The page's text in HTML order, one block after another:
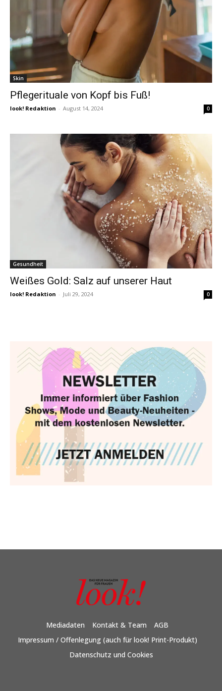
Skin
Pflegerituale von Kopf bis Fuß!
look! Redaktion - August 14, 2024 0
Gesundheit
Weißes Gold: Salz auf unserer Haut
look! Redaktion - Juli 29, 2024 0
Mediadaten Kontakt & Team
AGB
Impressum / Offenlegung (auch für look! Print-Produkt)
Datenschutz und Cookies